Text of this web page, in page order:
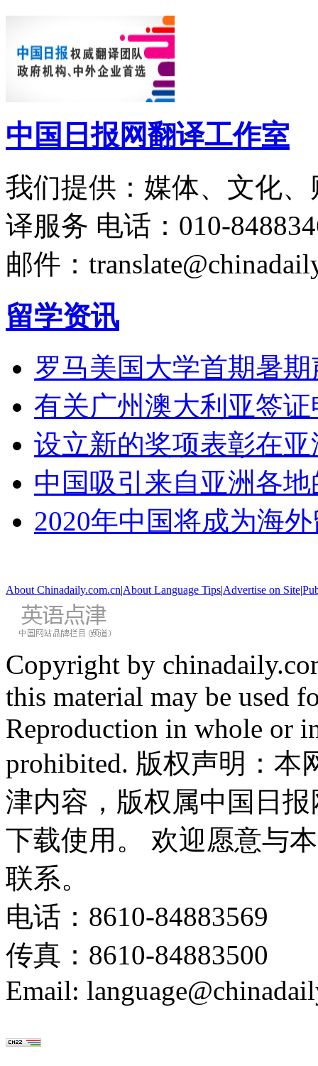
中国日报网翻译工作室
我们提供：媒体、文化
译服务 电话：010-
邮件：
留学资讯
罗马美国大学首期暑
有关广州澳大利亚签
设立新的奖项表彰在
中国吸引来自亚洲各
2020年中国将成为海
About Chinadaily.com.cn|About Language Tips|Advertise on Site|
Copyright by
this material may be used
Reproduction in whole or
prohibited. 版权声明：
津内容，版权属中国日
下载使用。 欢迎愿意与
联系。
电话：8610-84883569
传真：8610-84883500
Email: